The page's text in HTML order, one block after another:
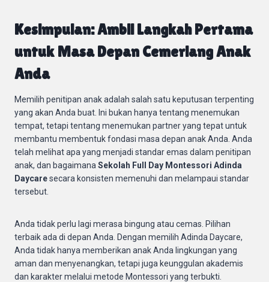
Kesimpulan: Ambil Langkah Pertama
untuk Masa Depan Cemerlang Anak
Anda
Memilih penitipan anak adalah salah satu keputusan terpenting
yang akan Anda buat. Ini bukan hanya tentang menemukan
tempat, tetapi tentang menemukan partner yang tepat untuk
membantu membentuk fondasi masa depan anak Anda. Anda
telah melihat apa yang menjadi standar emas dalam penitipan
anak, dan bagaimana Sekolah Full Day Montessori Adinda
Daycaresecara konsisten memenuhi dan melampaui standar
tersebut.
Anda tidak perlu lagi merasa bingung atau cemas. Pilihan
terbaik ada di depan Anda. Dengan memilih Adinda Daycare,
Anda tidak hanya memberikan anak Anda lingkungan yang
aman dan menyenangkan, tetapi juga keunggulan akademis
dan karakter melalui metode Montessori yang terbukti.